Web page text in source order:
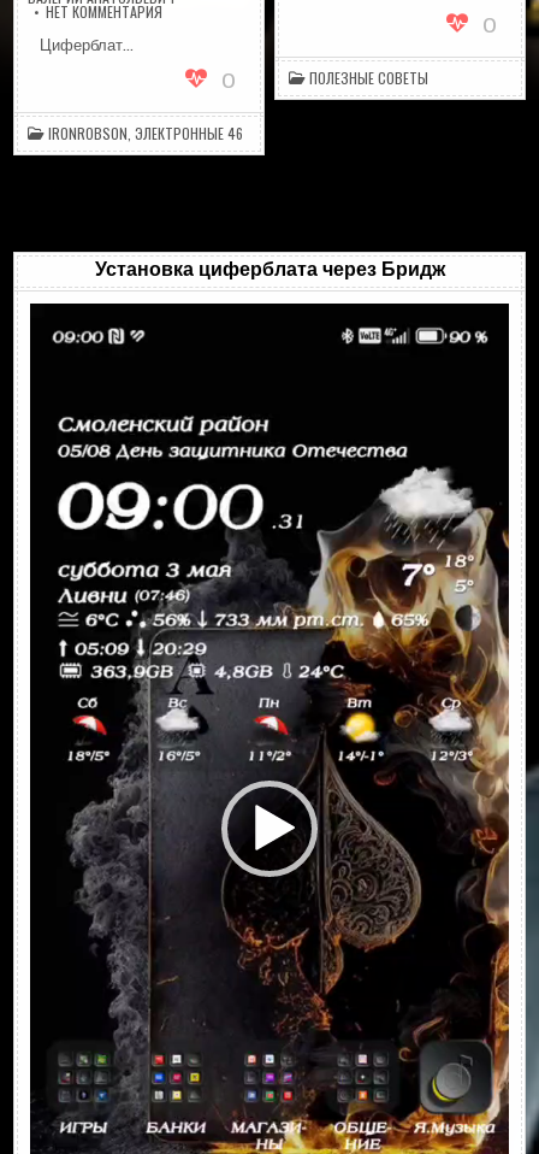
НЕТ КОММЕНТАРИЯНА
IRON_X_V9_1_RUS
Циферблат…
0
IRONROBSON ,ЭЛЕКТРОННЫЕ 46
0
ПОЛЕЗНЫЕ СОВЕТЫ
Установка циферблата через Бридж